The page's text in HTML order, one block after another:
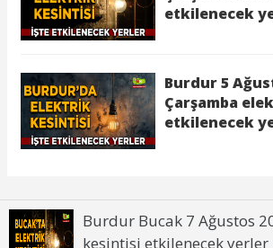
Burdur Bucak 7 Ağustos
kesintisi etkilenecek yerler